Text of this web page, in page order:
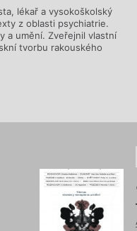
lékař a vysokoškolský
z oblasti psychiatrie.
a umění. Zveřejnil vlastní
tvorbu rakouského